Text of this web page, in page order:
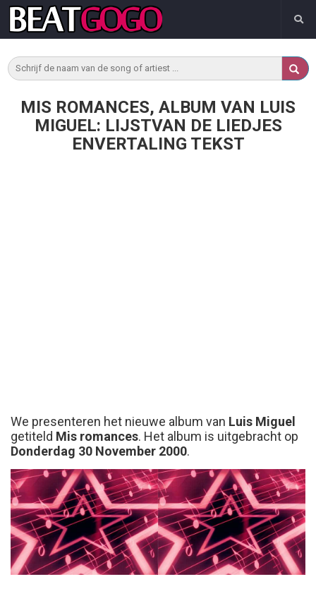
MIS ROMANCES, ALBUM VAN LUIS
MIGUEL: LIJSTVAN DE LIEDJES
ENVERTALING TEKST
We presenteren het nieuwe album van Luis Miguel
getiteld Mis romances. Het album is uitgebracht op
Donderdag 30 November 2000.